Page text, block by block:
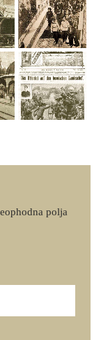
polja